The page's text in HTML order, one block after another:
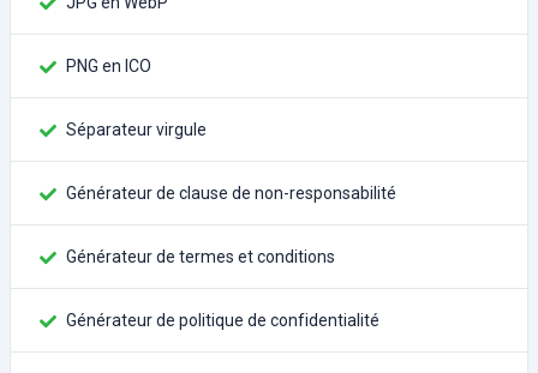
PNG en ICO
Séparateur virgule
Générateur de clause de non-responsabilité
Générateur de termes et conditions
Générateur de politique de confidentialité